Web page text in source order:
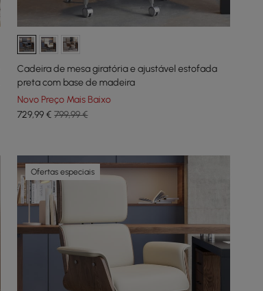
Cadeira de mesa giratória e ajustável estofada
preta com base de madeira
Novo Preço Mais Baixo
729,99€ 799,99 €
Ofertas especiais